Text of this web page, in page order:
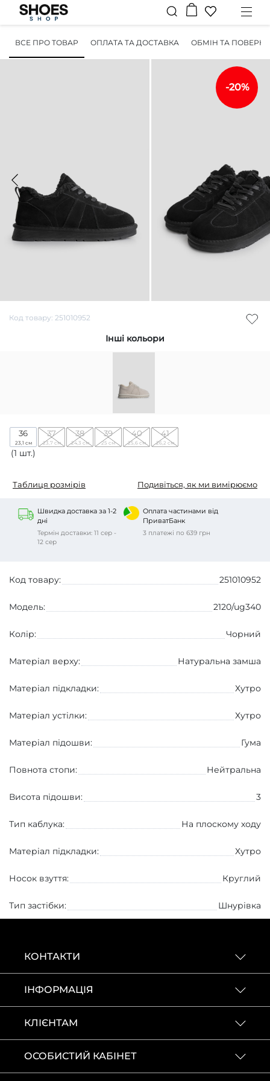
ВСЕ ПРО ТОВАР ОПЛАТА ТА ДОСТАВКА ОБМІН ТА
-20%
Код товару: 251010952
Інші кольори
36
23,1 см
(1 шт.)
37
23,7 см
38
24,3 см
39
25 см
40
25,6 см
41
26,2 см
Таблиця розмірів Подивіться, як ми вимірюємо
Швидка доставка за 1-2
дні
Термін доставки: 11 сер -
12 сер
Оплата частинами від
ПриватБанк
3 платежі по 639 грн
Код товару: 251010952
Модель: 2120/ug340
Колір: Чорний
Матеріал верху: Натуральна замша
Матеріал підкладки: Хутро
Матеріал устілки: Хутро
Матеріал підошви: Гума
Повнота стопи: Нейтральна
Висота підошви: 3
Тип каблука: На плоскому ходу
Матеріал підкладки: Хутро
Носок взуття: Круглий
Тип застібки: Шнурівка
КОНТАКТИ
ІНФОРМАЦІЯ
КЛІЄНТАМ
ОСОБИСТИЙ КАБІНЕТ